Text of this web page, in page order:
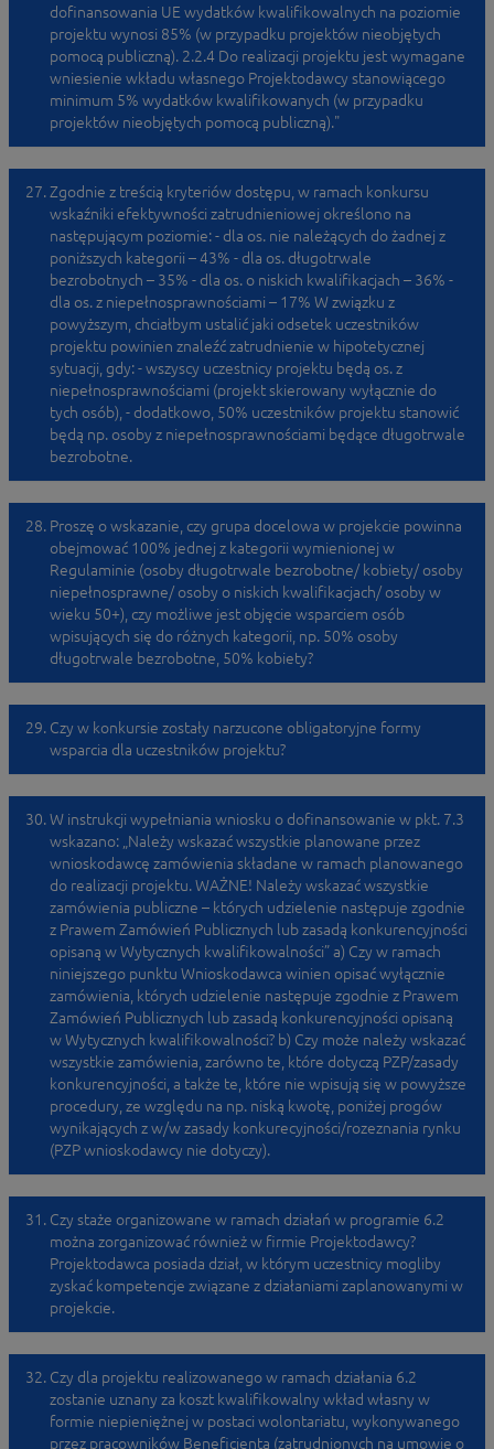
dofinansowania UE wydatków kwalifikowalnych na poziomie
projektu wynosi 85% (w przypadku projektów nieobjętych
pomocą publiczną). 2.2.4 Do realizacji projektu jest wymagane
wniesienie wkładu własnego Projektodawcy stanowiącego
minimum 5% wydatków kwalifikowanych (w przypadku
projektów nieobjętych pomocą publiczną)."
Zgodnie z treścią kryteriów dostępu, w ramach konkursu
wskaźniki efektywności zatrudnieniowej określono na
następującym poziomie: - dla os. nie należących do żadnej z
poniższych kategorii – 43% - dla os. długotrwale
bezrobotnych – 35% - dla os. o niskich kwalifikacjach – 36% -
dla os. z niepełnosprawnościami – 17% W związku z
powyższym, chciałbym ustalić jaki odsetek uczestników
projektu powinien znaleźć zatrudnienie w hipotetycznej
sytuacji, gdy: - wszyscy uczestnicy projektu będą os. z
niepełnosprawnościami (projekt skierowany wyłącznie do
tych osób), - dodatkowo, 50% uczestników projektu stanowić
będą np. osoby z niepełnosprawnościami będące długotrwale
bezrobotne.
Proszę o wskazanie, czy grupa docelowa w projekcie powinna
obejmować 100% jednej z kategorii wymienionej w
Regulaminie (osoby długotrwale bezrobotne/ kobiety/ osoby
niepełnosprawne/ osoby o niskich kwalifikacjach/ osoby w
wieku 50+), czy możliwe jest objęcie wsparciem osób
wpisujących się do różnych kategorii, np. 50% osoby
długotrwale bezrobotne, 50% kobiety?
Czy w konkursie zostały narzucone obligatoryjne formy
wsparcia dla uczestników projektu?
W instrukcji wypełniania wniosku o dofinansowanie w pkt. 7.3
wskazano: „Należy wskazać wszystkie planowane przez
wnioskodawcę zamówienia składane w ramach planowanego
do realizacji projektu. WAŻNE! Należy wskazać wszystkie
zamówienia publiczne – których udzielenie następuje zgodnie
z Prawem Zamówień Publicznych lub zasadą konkurencyjności
opisaną w Wytycznych kwalifikowalności” a) Czy w ramach
niniejszego punktu Wnioskodawca winien opisać wyłącznie
zamówienia, których udzielenie następuje zgodnie z Prawem
Zamówień Publicznych lub zasadą konkurencyjności opisaną
w Wytycznych kwalifikowalności? b) Czy może należy wskazać
wszystkie zamówienia, zarówno te, które dotyczą PZP/zasady
konkurencyjności, a także te, które nie wpisują się w powyższe
procedury, ze względu na np. niską kwotę, poniżej progów
wynikających z w/w zasady konkurecyjności/rozeznania rynku
(PZP wnioskodawcy nie dotyczy).
Czy staże organizowane w ramach działań w programie 6.2
można zorganizować również w firmie Projektodawcy?
Projektodawca posiada dział, w którym uczestnicy mogliby
zyskać kompetencje związane z działaniami zaplanowanymi w
projekcie.
Czy dla projektu realizowanego w ramach działania 6.2
zostanie uznany za koszt kwalifikowalny wkład własny w
formie niepieniężnej w postaci wolontariatu, wykonywanego
przez pracowników Beneficjenta (zatrudnionych na umowie o